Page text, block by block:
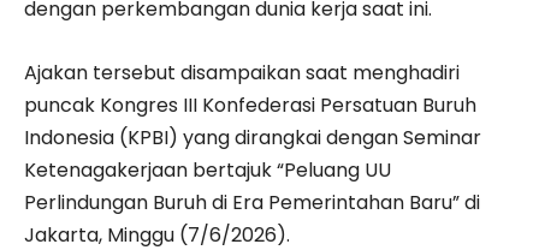
dengan perkembangan dunia kerja saat ini.
Ajakan tersebut disampaikan saat menghadiri
puncak Kongres III Konfederasi Persatuan Buruh
Indonesia (KPBI) yang dirangkai dengan Seminar
Ketenagakerjaan bertajuk “Peluang UU
Perlindungan Buruh di Era Pemerintahan Baru” di
Jakarta, Minggu (7/6/2026).